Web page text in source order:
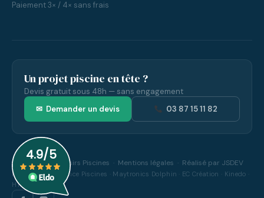
Paiement 3× / 4× sans frais
Un projet piscine en tête ?
Devis gratuit sous 48h — sans engagement
✉ Demander un devis
03 87 15 11 82
© 2026 Art & Loisirs Piscines · Mentions légales · Réalisé par JSDEV
Partenaires : Alliance Piscines · Maytronics Dolphin · EC Création · Kinedo ·
HTH · NetSpa